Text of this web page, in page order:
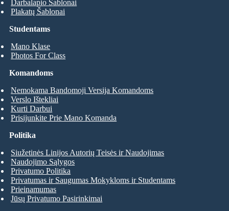
Studentams
Mano Klase
Photos For Class
Darbalapio Šablonai
Plakatų Šablonai
Komandoms
Nemokama Bandomoji Versija Komandoms
Verslo Ištekliai
Kurti Darbui
Prisijunkite Prie Mano Komanda
Politika
Siužetinės Linijos Autorių Teisės ir Naudojimas
Naudojimo Sąlygos
Privatumo Politika
Privatumas ir Saugumas Mokykloms ir Studentams
Prieinamumas
Jūsų Privatumo Pasirinkimai